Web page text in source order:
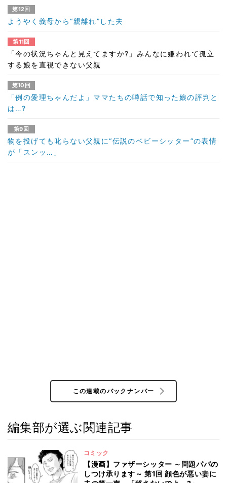
第12回
ようやく義母から“親離れ”した夫
第11回
「今の状況ちゃんと見えてますか?」みんなに嫌われて孤立
する娘を直視できない父親
第10回
「例の愛理ちゃんだよ」ママたちの噂話で知った娘の評判と
は…?
第9回
物を投げても叱らない父親に“伝説のベビーシッター”の表情
が「スンッ…」
この連載のバックナンバー
編集部が選ぶ関連記事
コミック
【漫画】ファザーシッター ～問題パパの
しつけ承ります～ 第1回 顔色が悪い妻に